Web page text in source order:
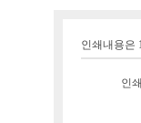
인쇄내용은
인